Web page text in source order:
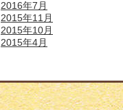
2016年7月
2015年11月
2015年10月
2015年4月